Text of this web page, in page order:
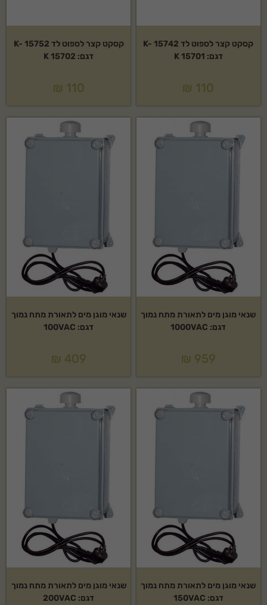
קסקט קצר לספוט לד K- 15742
דגם: K 15701
₪ 110
קסקט קצר לספוט לד K- 15752
דגם: K 15702
₪ 110
שנאי מוגן מים לתאורת מתח נמוך
דגם: 1000VAC
₪ 959
שנאי מוגן מים לתאורת מתח נמוך
דגם: 100VAC
₪ 409
שנאי מוגן מים לתאורת מתח נמוך
דגם: 150VAC
שנאי מוגן מים לתאורת מתח נמוך
דגם: 200VAC